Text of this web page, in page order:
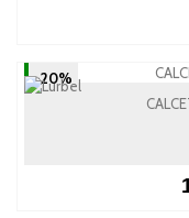
-20%